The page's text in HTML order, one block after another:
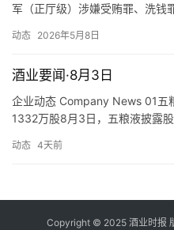
军（正厅级）涉嫌受贿罪、洗钱
黔东南州人民检察院依法向黔东
军利用职务上的便利，以及职权
取利益，…
动态 2026年5月8日
酒业要闻·8月3日
企业动态 Company News 01五
1332万股8月3日，五粮液披露
股，占公司总股本比例0.28%，
动态 4天前
Copyright © 2025 酒业时报